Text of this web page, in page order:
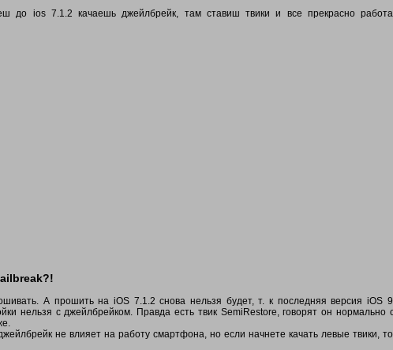
до ios 7.1.2 качаешь джейлбрейк, там ставиш твики и все прекрасно
А прошить на iOS 7.1.2 снова нельзя будет, т. к последняя версия iOS
нельзя с джейлбрейком. Правда есть твик SemiRestore, говорят он нормально
не влияет на работу смартфона, но если начнете качать левые твики,